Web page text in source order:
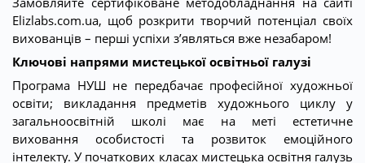
Elizlabs.com.ua, щоб розкрити творчий потенціал своїх
вихованців – перші успіхи з’являться вже незабаром!
Ключові напрями мистецької освітньої галузі
Програма НУШ не передбачає професійної художньої
освіти; викладання предметів художнього циклу у
загальноосвітній школі має на меті естетичне
виховання особистості та розвиток емоційного
інтелекту. У початкових класах мистецька освітня галузь